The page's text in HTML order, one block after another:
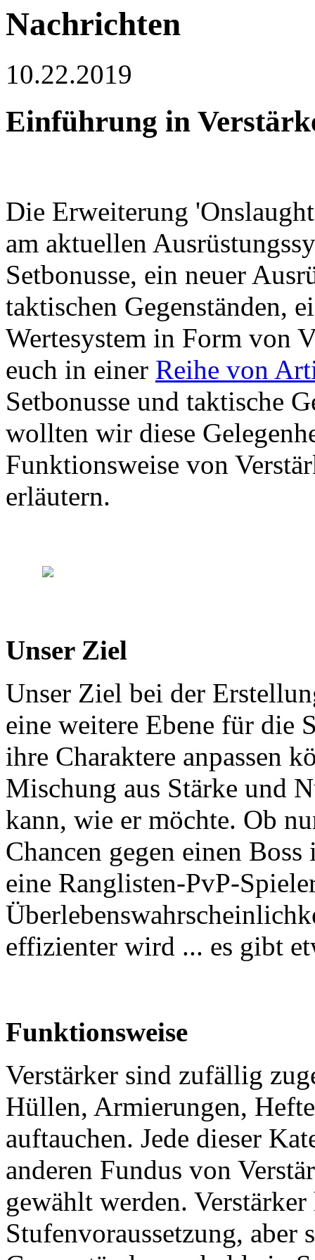
Nachrichten
10.22.2019
Einführung in
Die Erweiterung
am aktuellen
Setbonusse, ein neuer
taktischen Gegenständen,
Wertesystem in Form von
euch in einer Reihe von
Setbonusse und taktische
wollten wir diese
Funktionsweise von
erläutern.
Unser Ziel
Unser Ziel bei der
eine weitere Ebene für die
ihre Charaktere anpassen
Mischung aus Stärke und
kann, wie er möchte. Ob
Chancen gegen einen
eine Ranglisten-PvP-
effizienter wird ... es gibt
Funktionsweise
Verstärker sind zufällig
Hüllen, Armierungen,
auftauchen. Jede dieser
anderen Fundus von
gewählt werden. Verstärker
Stufenvoraussetzung, aber